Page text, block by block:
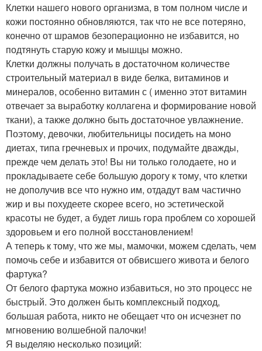
Клетки нашего нового организма, в том полном числе и
кожи постоянно обновляются, так что не все потеряно,
конечно от шрамов безоперационно не избавится, но
подтянуть старую кожу и мышцы можно.
Клетки должны получать в достаточном количестве
строительный материал в виде белка, витаминов и
минералов, особенно витамин с ( именно этот витамин
отвечает за выработку коллагена и формирование новой
ткани), а также должно быть достаточное увлажнение.
Поэтому, девочки, любительницы посидеть на моно
диетах, типа гречневых и прочих, подумайте дважды,
прежде чем делать это! Вы ни только голодаете, но и
прокладываете себе большую дорогу к тому, что клетки
не дополучив все что нужно им, отдадут вам частично
жир и вы похудеете скорее всего, но эстетической
красоты не будет, а будет лишь гора проблем со хорошей
здоровьем и его полной восстановлением!
А теперь к тому, что же мы, мамочки, можем сделать, чем
помочь себе и избавится от обвисшего живота и белого
фартука?
От белого фартука можно избавиться, но это процесс не
быстрый. Это должен быть комплексный подход,
большая работа, никто не обещает что он исчезнет по
мгновению волшебной палочки!
Я выделяю несколько позиций: